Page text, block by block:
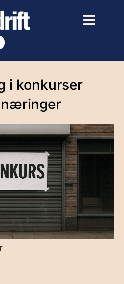
i konkurser
næringer